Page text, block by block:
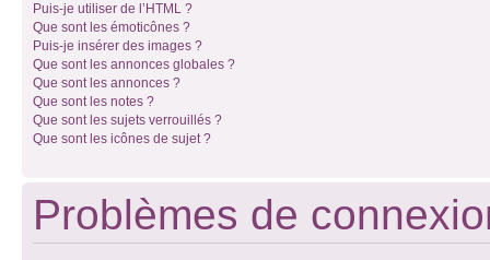
Puis-je utiliser de l’HTML ?
Que sont les émoticônes ?
Puis-je insérer des images ?
Que sont les annonces globales ?
Que sont les annonces ?
Que sont les notes ?
Que sont les sujets verrouillés ?
Que sont les icônes de sujet ?
Problèmes de